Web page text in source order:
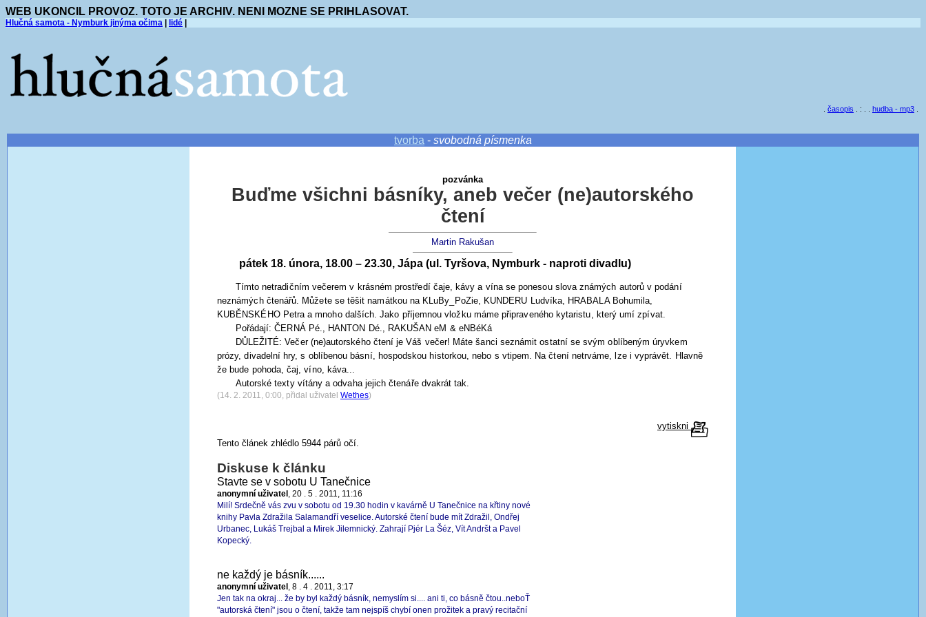
WEB UKONCIL PROVOZ. TOTO JE ARCHIV. NENI MOZNE SE PRIHLASOVAT.
Hlučná samota - Nymburk jinýma očima lidé
časopis . : . . hudba - mp3
tvorba - svobodná písmenka
pozvánka
Buďme všichni básníky, aneb večer (ne)autorského
čtení
Martin Rakušan
pátek 18. února, 18.00 – 23.30, Jápa (ul. Tyršova, Nymburk - naproti divadlu)
Tímto netradičním večerem v krásném prostředí čaje, kávy a vína se ponesou slova známých autorů v podání
neznámých čtenářů. Můžete se těšit namátkou na KLuBy_PoZie, KUNDERU Ludvíka, HRABALA Bohumila,
KUBĚNSKÉHO Petra a mnoho dalších. Jako příjemnou vložku máme připraveného kytaristu, který umí zpívat.
Pořádají: ČERNÁ Pé., HANTON Dé., RAKUŠAN eM & eNBéKá
DŮLEŽITÉ: Večer (ne)autorského čtení je Váš večer! Máte šanci seznámit ostatní se svým oblíbeným úryvkem
prózy, divadelní hry, s oblíbenou básní, hospodskou historkou, nebo s vtipem. Na čtení netrváme, lze i vyprávět. Hlavně
že bude pohoda, čaj, víno, káva...
Autorské texty vítány a odvaha jejich čtenáře dvakrát tak.
(14. 2. 2011, 0:00, přidal uživatel Wethes)
vytiskni
Tento článek zhlédlo 5944 párů očí.
Diskuse k článku
Stavte se v sobotu U Tanečnice
anonymní uživatel , 20 . 5 . 2011, 11:16
Milí! Srdečně vás zvu v sobotu od 19.30 hodin v kavárně U Tanečnice na křtiny nové
knihy Pavla Zdražila Salamandří veselice. Autorské čtení bude mít Zdražil, Ondřej
Urbanec, Lukáš Trejbal a Mirek Jilemnický. Zahrají Pjér La Šéz, Vít Andršt a Pavel
Kopecký.
ne každý je básník......
anonymní uživatel , 8 . 4 . 2011, 3:17
Jen tak na okraj... že by byl každý básník, nemyslím si.... ani ti, co básně čtou..neboŤ
"autorská čtení" jsou o čtení, takže tam nejspíš chybí onen prožitek a pravý recitační